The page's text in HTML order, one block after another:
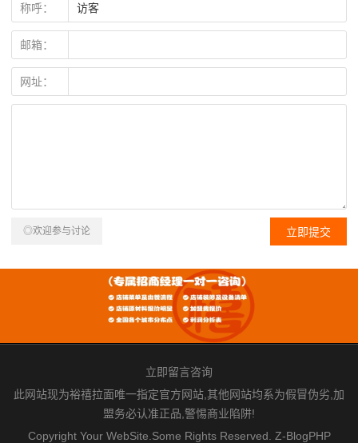
称呼：
邮箱：
网址：
◎欢迎参与讨论
立即留言咨询
此网站现为裕禧拉面唯一指定官方网站,其他网站均系为假冒伪劣,加
盟务必认准正品,警惕商业陷阱!
Copyright Your WebSite.Some Rights Reserved. Z-BlogPHP